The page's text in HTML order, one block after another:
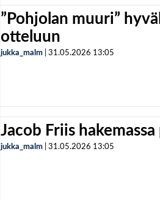
”Pohjolan muuri”
otteluun
jukka_malm 31.05.2026 13:05
Jacob Friis
jukka_malm 31.05.2026 13:05